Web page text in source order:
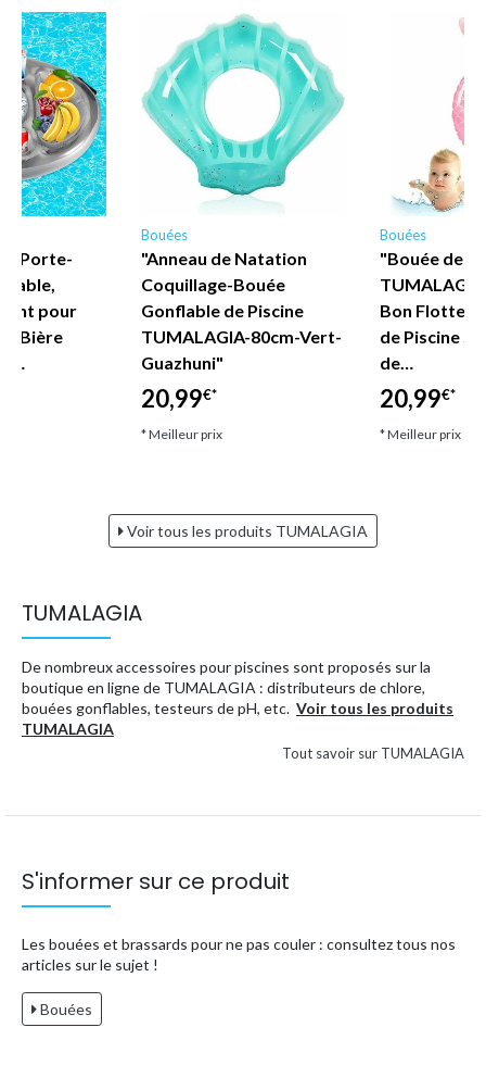
- Porte-
pour
Bière
Bouées
"Anneau de Natation
Coquillage-Bouée
Gonflable de Piscine
TUMALAGIA-80cm-Vert-
Guazhuni"
20,99€*
* Meilleur prix
Bouées
"Bouée de
Bon Flotteur
de Piscine
de…
20,99€*
* Meilleur prix
Voir tous les produits TUMALAGIA
TUMALAGIA
De nombreux accessoires pour piscines sont proposés sur la
boutique en ligne de TUMALAGIA : distributeurs de chlore,
bouées gonflables, testeurs de pH, etc. Voir tous les produits
TUMALAGIA
Tout savoir sur TUMALAGIA
S'informer sur ce produit
Les bouées et brassards pour ne pas couler : consultez tous nos
articles sur le sujet !
Bouées